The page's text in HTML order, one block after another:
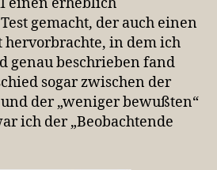
gemacht, der auch einen
hervorbrachte, in dem ich
genau beschrieben fand
sogar zwischen der
der „weniger bewußten“
ich der „Beobachtende